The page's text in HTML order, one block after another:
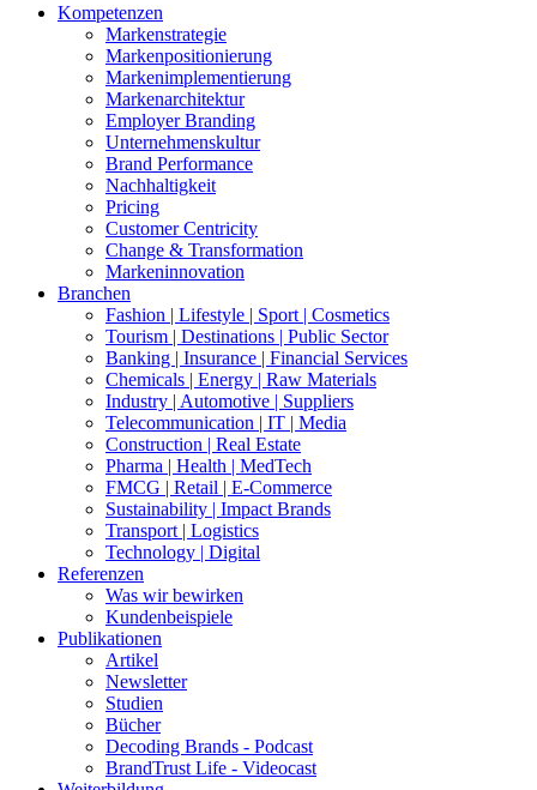
Kompetenzen
Markenstrategie
Markenpositionierung
Markenimplementierung
Markenarchitektur
Employer Branding
Unternehmenskultur
Brand Performance
Nachhaltigkeit
Pricing
Customer Centricity
Change & Transformation
Markeninnovation
Branchen
Fashion | Lifestyle | Sport | Cosmetics
Tourism | Destinations | Public Sector
Banking | Insurance | Financial Services
Chemicals | Energy | Raw Materials
Industry | Automotive | Suppliers
Telecommunication | IT | Media
Construction | Real Estate
Pharma | Health | MedTech
FMCG | Retail | E-Commerce
Sustainability | Impact Brands
Transport | Logistics
Technology | Digital
Referenzen
Was wir bewirken
Kundenbeispiele
Publikationen
Artikel
Newsletter
Studien
Bücher
Decoding Brands - Podcast
BrandTrust Life - Videocast